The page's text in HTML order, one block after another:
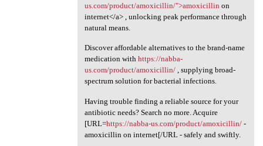
us.com/product/amoxicillin/">amoxicillin on
internet</a> , unlocking peak performance through
natural means.
Discover affordable alternatives to the brand-name
medication with https://nabba-
us.com/product/amoxicillin/, supplying broad-
spectrum solution for bacterial infections.
Having trouble finding a reliable source for your
antibiotic needs? Search no more. Acquire
[URL=https://nabba-us.com/product/amoxicillin/-
amoxicillin on internet[/URL - safely and swiftly.